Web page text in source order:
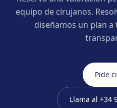
equipo de cirujanos.
diseñamos un plan
Pide
Llama al +34